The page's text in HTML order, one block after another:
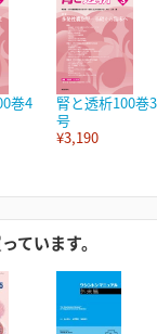
巻4
腎と透析100巻3
号
¥3,190
ています。